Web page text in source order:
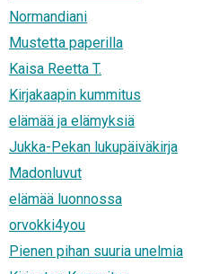
Normandiani
Mustetta paperilla
Kaisa Reetta T.
Kirjakaapin kummitus
elämää ja elämyksiä
Jukka-Pekan lukupäiväkirja
Madonluvut
elämää luonnossa
orvokki4you
Pienen pihan suuria unelmia